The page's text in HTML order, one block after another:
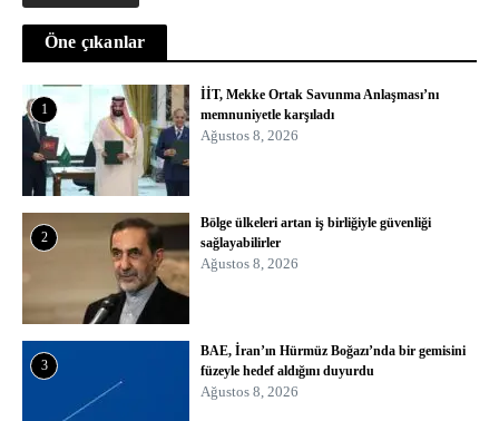
Öne çıkanlar
1
İİT, Mekke Ortak Savunma Anlaşması’nı
memnuniyetle karşıladı
Ağustos 8, 2026
2
Bölge ülkeleri artan iş birliğiyle güvenliği
sağlayabilirler
Ağustos 8, 2026
3
BAE, İran’ın Hürmüz Boğazı’nda bir gemisini
füzeyle hedef aldığını duyurdu
Ağustos 8, 2026